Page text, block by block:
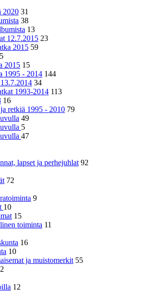
2020 31
38
13
12.7.2015 23
2015 59
2015 15
1995 - 2014 144
34
1993-2014 113
16
retkiä 1995 - 2010 79
49
5
47
lapset ja perhejuhlat 92
72
9
10
15
toiminta 11
16
10
ja muistomerkit 55
12